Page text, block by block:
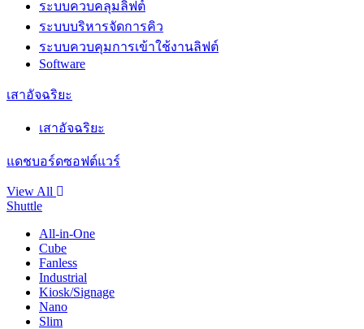
ระบบควบคลุมลิฟต์
ระบบบริหารจัดการคิว
ระบบควบคุมการเข้าใช้งานลิฟต์
Software
เสาอัจฉริยะ
เสาอัจฉริยะ
แดชบอร์ดซอฟต์แวร์
View All
Shuttle
All-in-One
Cube
Fanless
Industrial
Kiosk/Signage
Nano
Slim